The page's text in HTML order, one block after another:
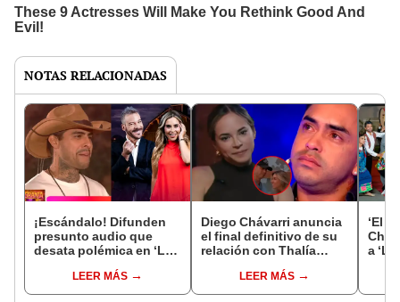
NOTAS RELACIONADAS
¡Escándalo! Difunden
presunto audio que
desata polémica en ‘La
aseguran que Paul
Michael sería el ganador
LEER MÁS
Diego Chávarri anuncia
el final definitivo de su
relación con Thalía
con Gabriela Herrera:
"Después de un tiempo
LEER MÁS
‘El
a